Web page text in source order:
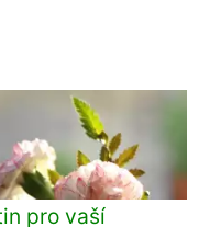
pro vaší